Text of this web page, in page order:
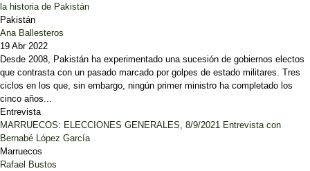
la historia de Pakistán
Pakistán
Ana Ballesteros
19 Abr 2022
Desde 2008, Pakistán ha experimentado una sucesión de gobiernos electos
que contrasta con un pasado marcado por golpes de estado militares. Tres
ciclos en los que, sin embargo, ningún primer ministro ha completado los
cinco años...
Entrevista
MARRUECOS: ELECCIONES GENERALES, 8/9/2021 Entrevista con
Bernabé López García
Marruecos
Rafael Bustos